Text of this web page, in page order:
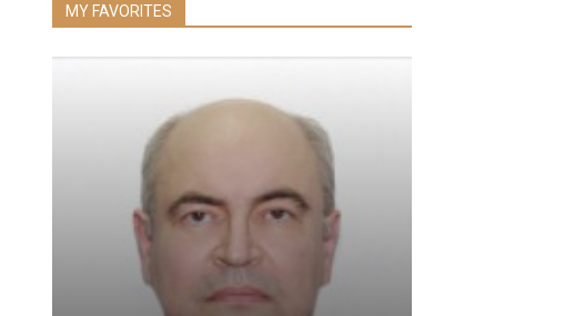
MY FAVORITES